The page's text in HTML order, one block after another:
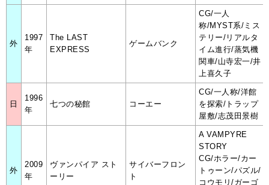
外
1997
年
The LAST
EXPRESS
ゲームバンク
CG/一人
称/MYST系/ミス
テリー/リアルタ
イム進行/蒸気機
関車/山寺宏一/井
上喜久子
日
1996
年
七つの秘館 コーエー
CG/一人称/洋館
を探索/トラップ
屋敷/志茂田景樹
外
2009
年
ヴァンパイア スト
ーリー
サイバーフロン
ト
A VAMPYRE
STORY
CG/ホラー/カー
トゥーン/パズル/
コウモリ/ガーゴ